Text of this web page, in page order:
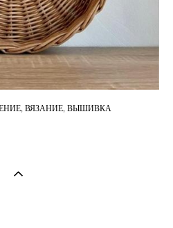
ВЯЗАНИЕ, ВЫШИВКА